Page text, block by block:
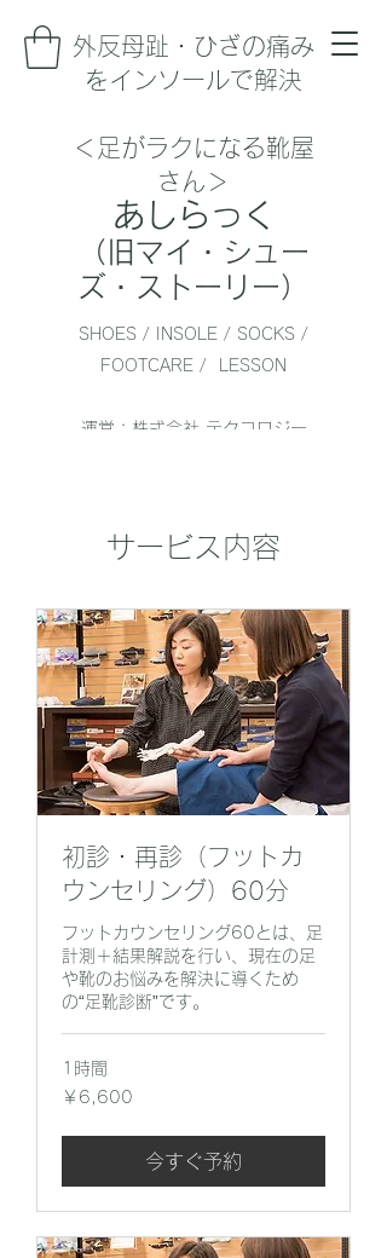
​外反母趾・ひざの痛み
をインソールで解決
＜足がラクになる靴屋
さん＞
あしらっく
（旧マイ・シュー
ズ・ストーリー）
SHOES / INSOLE / SOCKS /
FOOTCARE / LESSON
運営：株式会社 テクコロジー
サービス内容
初診・再診（フットカ
ウンセリング）60分
フットカウンセリング60とは、足
計測＋結果解説を行い、現在の足
や靴のお悩みを解決に導くため
の“足靴診断”です。
1時間
6,600
円
￥6,600
今すぐ予約